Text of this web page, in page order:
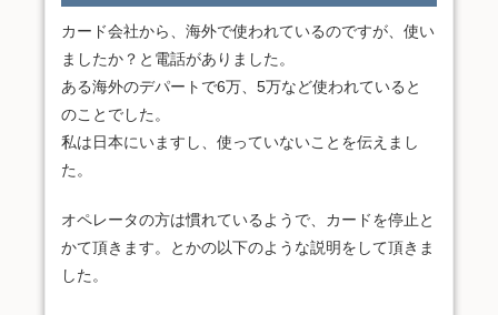
カード会社から、海外で使われているのですが、使い
ましたか？と電話がありました。
ある海外のデパートで6万、5万など使われていると
のことでした。
私は日本にいますし、使っていないことを伝えまし
た。
オペレータの方は慣れているようで、カードを停止と
かて頂きます。とかの以下のような説明をして頂きま
した。